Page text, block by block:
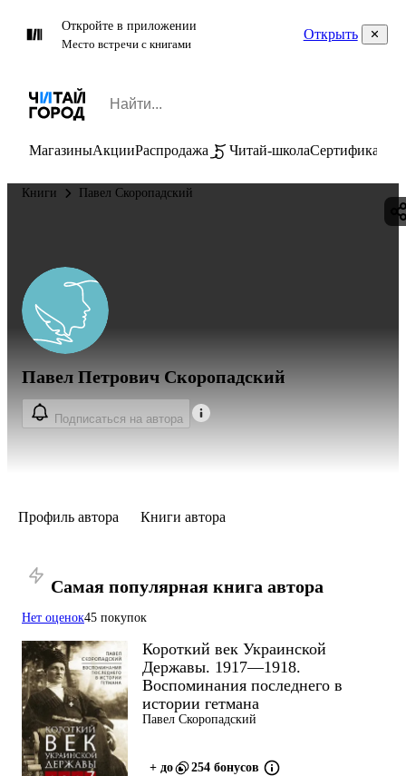
Откройте в приложении
Место встречи с книгами
Открыть
МагазиныАкцииРаспродажа Читай-школаСертификаты
Книги Павел Скоропадский
Павел Петрович Скоропадский
Подписаться на автора
Профиль автора Книги автора
Самая популярная книга автора
Нет оценок45 покупок
Короткий век Украинской
Державы. 1917—1918.
Воспоминания последнего в
истории гетмана
Павел Скоропадский
+ до 254 бонусов